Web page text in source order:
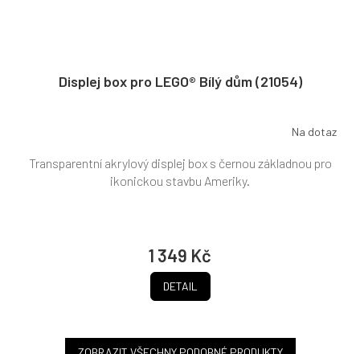
Displej box pro LEGO® Bílý dům (21054)
Na dotaz
1 349 Kč
DETAIL
Transparentní akrylový displej box s černou základnou pro
ikonickou stavbu Ameriky.